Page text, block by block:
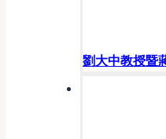
劉大中教授暨